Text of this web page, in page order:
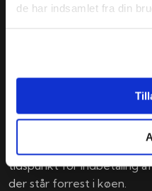
de har indsamlet fra din
fødselsår på de personer
depositum på kr. 1.500 pr.
Reg.nummer: 7030 -
​VT Bus ermedlem af
tidspunkt for indbetaling
der står forrest i køen.